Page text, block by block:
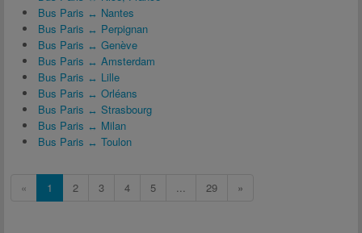
Bus Paris ↔ Nantes
Bus Paris ↔ Perpignan
Bus Paris ↔ Genève
Bus Paris ↔ Amsterdam
Bus Paris ↔ Lille
Bus Paris ↔ Orléans
Bus Paris ↔ Strasbourg
Bus Paris ↔ Milan
Bus Paris ↔ Toulon
« 1 2 3 4 5 ... 29 »